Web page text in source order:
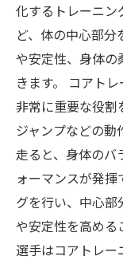
化するトレーニン
ど、体の中心部
や安定性、身体の
きます。 コアト
非常に重要な役割
ジャンプなどの動
走ると、身体のバ
ォーマンスが発
グを行い、中心
や安定性を高める
選手はコアトレ